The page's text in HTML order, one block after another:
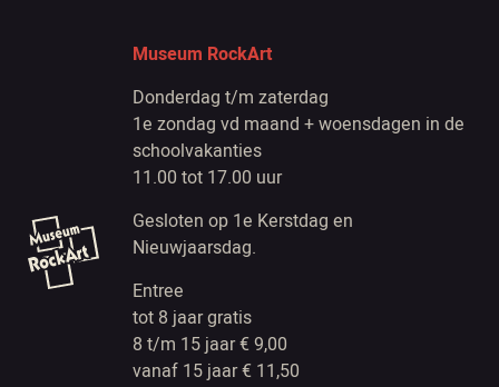
Museum RockArt
Donderdag t/m zaterdag
1e zondag vd maand + woensdagen in de
schoolvakanties
11.00 tot 17.00 uur
Gesloten op 1e Kerstdag en
Nieuwjaarsdag.
Entree
tot 8 jaar gratis
8 t/m 15 jaar € 9,00
vanaf 15 jaar € 11,50